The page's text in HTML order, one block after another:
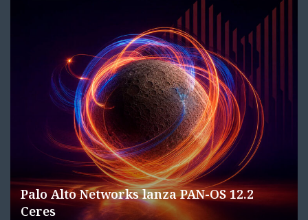
Palo Alto Networks lanza PAN-OS 12.2
Ceres